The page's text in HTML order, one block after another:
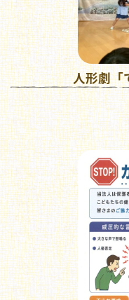
人形劇「